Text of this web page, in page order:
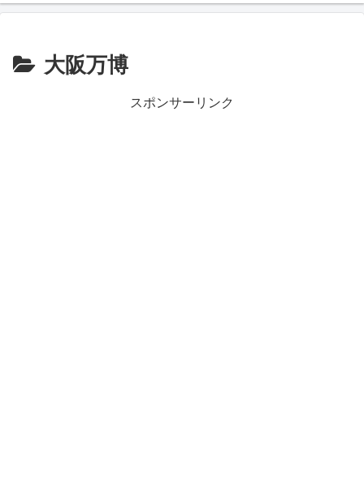
大阪万博
スポンサーリンク